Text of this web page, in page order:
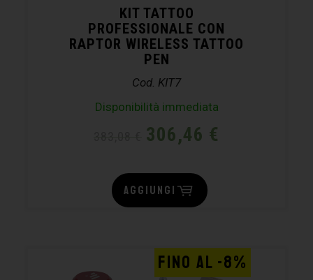
KIT TATTOO
PROFESSIONALE CON
RAPTOR WIRELESS TATTOO
PEN
Cod. KIT7
Disponibilità immediata
306,46 €
AGGIUNGI
FINO AL -8%